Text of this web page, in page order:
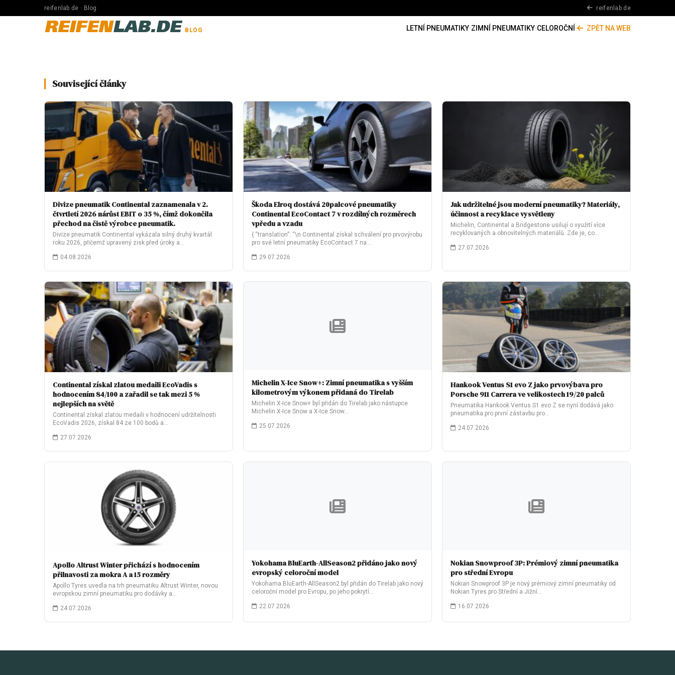
reifenlab.de · Blog reifenlab.de
REIFENLAB.DE BLOG LETNÍ PNEUMATIKY·ZIMNÍ PNEUMATIKY·CELOROČNÍ · ZPĚT NA WEB
Související články
Divize pneumatik Continental zaznamenala v 2.
čtvrtletí 2026 nárůst EBIT o 35 %, čímž dokončila
přechod na čistě výrobce pneumatik.
Divize pneumatik Continental vykázala silný druhý kvartál
roku 2026, přičemž upravený zisk před úroky a…
04.08.2026
Škoda Elroq dostává 20palcové pneumatiky
Continental EcoContact 7 v rozdílných rozměrech
vpředu a vzadu
{ “translation”: “\n Continental získal schválení pro prvovýrobu
pro své letní pneumatiky EcoContact 7 na…
29.07.2026
Jak udržitelné jsou moderní pneumatiky? Materiály,
účinnost a recyklace vysvětleny
Michelin, Continental a Bridgestone usilují o využití více
recyklovaných a obnovitelných materiálů. Zde je, co…
27.07.2026
Continental získal zlatou medaili EcoVadis s
hodnocením 84/100 a zařadil se tak mezi 5 %
nejlepších na světě
Continental získal zlatou medaili v hodnocení udržitelnosti
EcoVadis 2026, získal 84 ze 100 bodů a…
27.07.2026
Michelin X-Ice Snow+: Zimní pneumatika s vyšším
kilometrovým výkonem přidaná do Tirelab
Michelin X-Ice Snow+ byl přidán do Tirelab jako nástupce
Michelin X-Ice Snow a X-Ice Snow…
25.07.2026
Hankook Ventus S1 evo Z jako prvovýbava pro
Porsche 911 Carrera ve velikostech 19/20 palců
Pneumatika Hankook Ventus S1 evo Z se nyní dodává jako
pneumatika pro první zástavbu pro…
24.07.2026
Apollo Altrust Winter přichází s hodnocením
přilnavosti za mokra A a 15 rozměry
Apollo Tyres uvedla na trh pneumatiku Altrust Winter, novou
evropskou zimní pneumatiku pro dodávky a…
24.07.2026
Yokohama BluEarth-AllSeason2 přidáno jako nový
evropský celoroční model
Yokohama BluEarth-AllSeason2 byl přidán do Tirelab jako nový
celoroční model pro Evropu, po jeho pokrytí…
22.07.2026
Nokian Snowproof 3P: Prémiový zimní pneumatika
pro střední Evropu
Nokian Snowproof 3P je nový prémiový zimní pneumatiky od
Nokian Tyres pro Střední a Jižní…
16.07.2026